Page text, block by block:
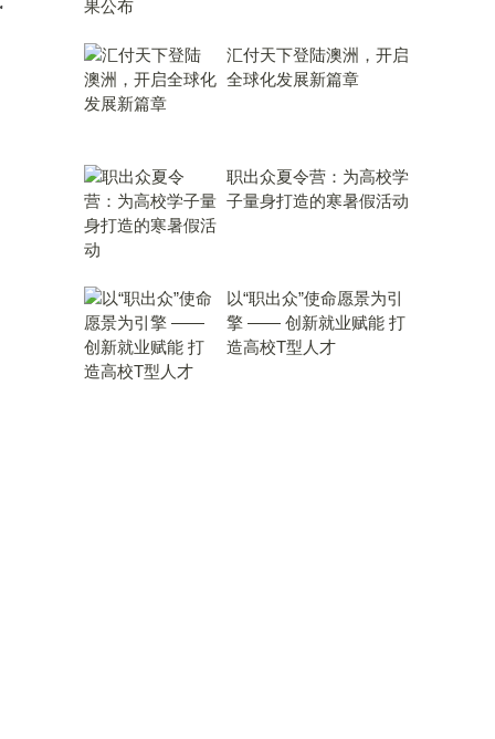
汇付天下登陆澳洲，开启
全球化发展新篇章
职出众夏令营：为高校学
子量身打造的寒暑假活动
以“职出众”使命愿景为引
擎 —— 创新就业赋能 打
造高校T型人才